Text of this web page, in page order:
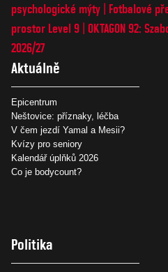
psychologické mýty
Fotbalové
prostor Level 9 OKTAGON 92:
2026/27
Aktuálně
Epicentrum
Neštovice: příznaky, léčba
V čem jezdí Yamal a Mesii?
Kvízy pro seniory
Kalendář úplňků 2026
Co je bodycount?
Politika